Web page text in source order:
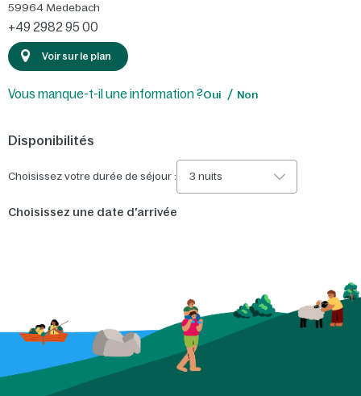
59964 Medebach
+49 2982 95 00
Voir sur le plan
Vous manque-t-il une information ?Oui Non
Disponibilités
Choisissez votre durée de séjour : 3 nuits
Choisissez une date d'arrivée